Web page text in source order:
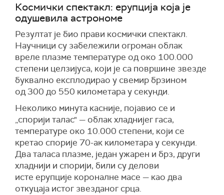
Космички спектакл: ерупција која је
одушевила астрономе
Резултат је био прави космички спектакл.
Научници су забележили огроман облак
вреле плазме температуре од око 100.000
степени целзијуса, који је са површине звезде
буквално експлодирао у свемир брзином
од 300 до 550 километара у секунди.
Неколико минута касније, појавио се и
„спорији талас" — облак хладнијег гаса,
температуре око 10.000 степени, који се
кретао спорије 70-ак километара у секунди.
Два таласа плазме, један ужарен и брз, други
хладнији и спорији, били су делови
исте ерупције короналне масе — као два
откуцаја истог звезданог срца.